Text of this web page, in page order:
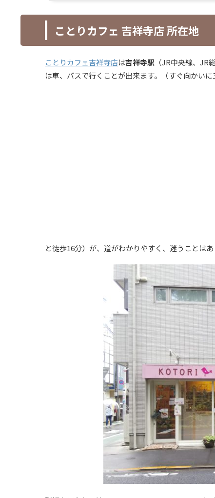
ことりカフェ 吉祥寺店 所在地
ことりカフェ吉祥寺店は吉祥寺駅 （JR中央線、JR
は車、バスで行くことが出来ます。（すぐ向かいに
と徒歩16分）が、道がわかりやすく、迷うことはあ